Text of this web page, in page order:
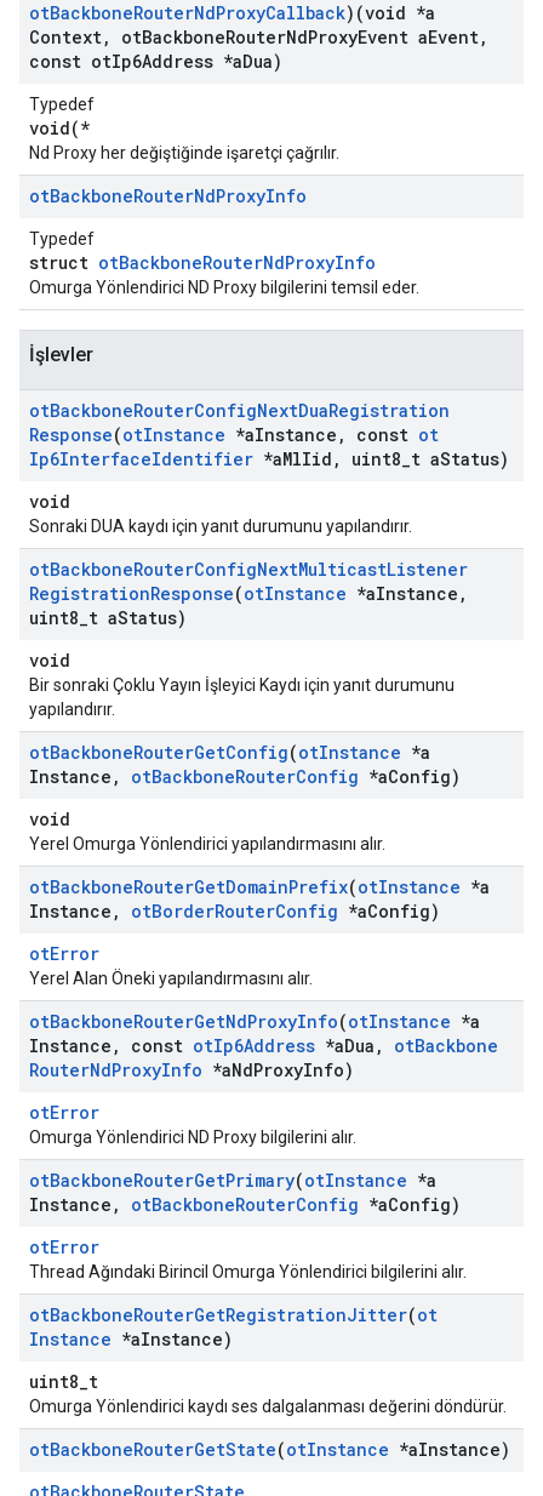
otBackboneRouterNdProxyCallback)(void *a
Context, otBackboneRouterNdProxyEvent aEvent,
const otIp6Address *aDua)
Typedef
void(*
Nd Proxy her değiştiğinde işaretçi çağrılır.
otBackboneRouterNdProxyInfo
Typedef
struct otBackboneRouterNdProxyInfo
Omurga Yönlendirici ND Proxy bilgilerini temsil eder.
İşlevler
otBackboneRouterConfigNextDuaRegistration
Response(otInstance *aInstance , const ot
Ip6InterfaceIdentifier *aMlIid , uint8 t aStatus)
void
Sonraki DUA kaydı için yanıt durumunu yapılandırır.
otBackboneRouterConfigNextMulticastListener
RegistrationResponse(otInstance *aInstance ,
uint8 t aStatus)
void
Bir sonraki Çoklu Yayın İşleyici Kaydı için yanıt durumunu
yapılandırır.
otBackboneRouterGetConfig(otInstance *a
Instance , otBackboneRouterConfig *aConfig)
void
Yerel Omurga Yönlendirici yapılandırmasını alır.
otBackboneRouterGetDomainPrefix(otInstance *a
Instance , otBorderRouterConfig *aConfig)
otError
Yerel Alan Öneki yapılandırmasını alır.
otBackboneRouterGetNdProxyInfo(otInstance *a
Instance , const otIp6Address *aDua , otBackbone
RouterNdProxyInfo *aNdProxyInfo)
otError
Omurga Yönlendirici ND Proxy bilgilerini alır.
otBackboneRouterGetPrimary(otInstance *a
Instance , otBackboneRouterConfig *aConfig)
otError
Thread Ağındaki Birincil Omurga Yönlendirici bilgilerini alır.
otBackboneRouterGetRegistrationJitter(ot
Instance *aInstance)
uint8_t
Omurga Yönlendirici kaydı ses dalgalanması değerini döndürür.
otBackboneRouterGetState(otInstance *aInstance)